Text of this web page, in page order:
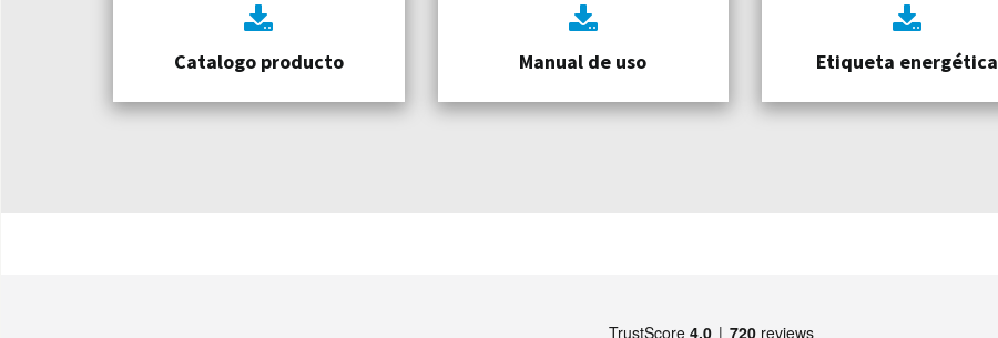
Catalogo producto Manual de uso Etiqueta energética